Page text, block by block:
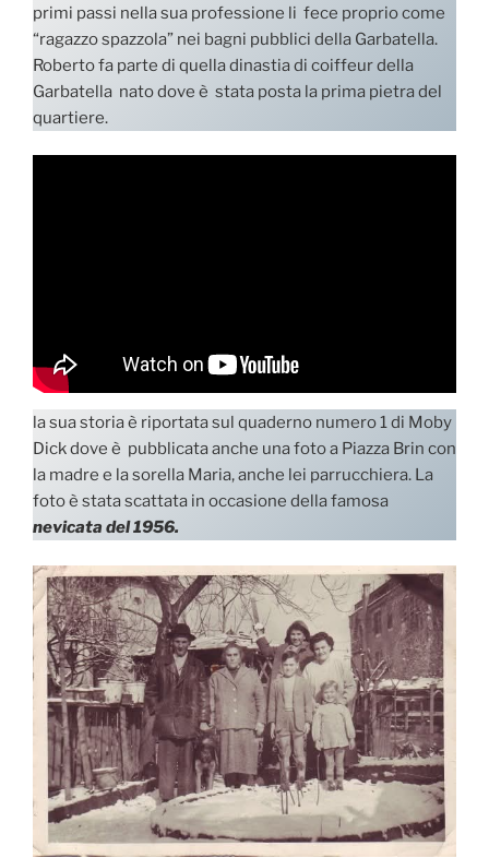
primi passi nella sua professione li fece proprio come
“ragazzo spazzola” nei bagni pubblici della Garbatella.
Roberto fa parte di quella dinastia di coiffeur della
Garbatella nato dove è stata posta la prima pietra del
quartiere.
la sua storia è riportata sul quaderno numero 1 di Moby
Dick dove è pubblicata anche una foto a Piazza Brin con
la madre e la sorella Maria, anche lei parrucchiera. La
foto è stata scattata in occasione della famosa
nevicata del 1956.